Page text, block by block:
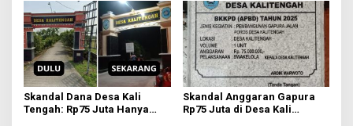
Skandal Dana Desa Kali
Tengah: Rp75 Juta Hanya
Skandal Anggaran Gapura
Rp75 Juta di Desa Kali